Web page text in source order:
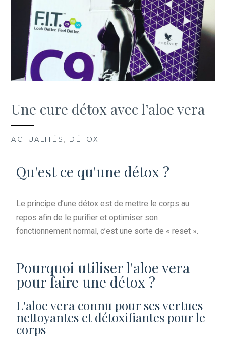
à Limoges et Peyrat-de-
Bellac
Une cure détox avec l’aloe vera
ACTUALITÉS , DÉTOX
Qu'est ce qu'une détox ?
Le principe d’une détox est de mettre le corps au
repos afin de le purifier et optimiser son
fonctionnement normal, c’est une sorte de « reset ».
Pourquoi utiliser l'aloe vera
pour faire une détox ?
L'aloe vera connu pour ses vertues
nettoyantes et détoxifiantes pour le
corps